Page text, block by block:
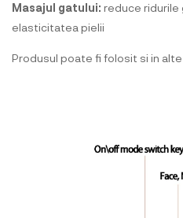
Masajul gatului: reduce ridurile
elasticitatea pielii
Produsul poate fi folosit si in